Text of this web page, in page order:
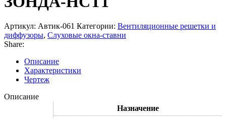
Артикул: Автик-061 Категории: Вентиляционные решетки и
диффузоры, Слуховые окна-ставни
Share:
Описание
Характеристики
Чертеж
Описание
Назначение